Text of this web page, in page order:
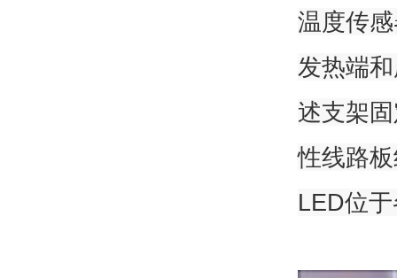
温度传
发热端
述支架
性线路
LED位